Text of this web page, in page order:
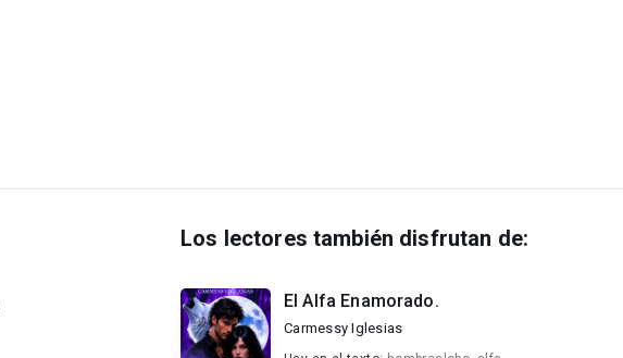
Los lectores también disfrutan de:
El Alfa Enamorado.
Carmessy Iglesias